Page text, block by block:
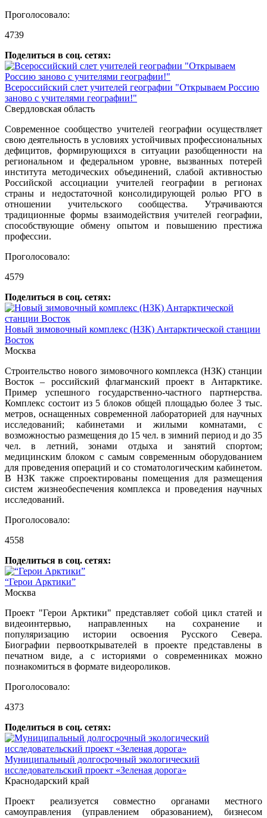
Проголосовало:
4739
Поделиться в соц. сетях:
Всероссийский слет учителей географии "Открываем Россию
заново с учителями географии!"
Свердловская область
Современное сообщество учителей географии осуществляет
свою деятельность в условиях устойчивых профессиональных
дефицитов, формирующихся в ситуации разобщенности на
региональном и федеральном уровне, вызванных потерей
института методических объединений, слабой активностью
Российской ассоциации учителей географии в регионах
страны и недостаточной консолидирующей ролью РГО в
отношении учительского сообщества. Утрачиваются
традиционные формы взаимодействия учителей географии,
способствующие обмену опытом и повышению престижа
профессии.
Проголосовало:
4579
Поделиться в соц. сетях:
Новый зимовочный комплекс (НЗК) Антарктической станции
Восток
Москва
Строительство нового зимовочного комплекса (НЗК) станции
Восток – российский флагманский проект в Антарктике.
Пример успешного государственно-частного партнерства.
Комплекс состоит из 5 блоков общей площадью более 3 тыс.
метров, оснащенных современной лабораторией для научных
исследований; кабинетами и жилыми комнатами, с
возможностью размещения до 15 чел. в зимний период и до 35
чел. в летний, зонами отдыха и занятий спортом;
медицинским блоком с самым современным оборудованием
для проведения операций и со стоматологическим кабинетом.
В НЗК также спроектированы помещения для размещения
систем жизнеобеспечения комплекса и проведения научных
исследований.
Проголосовало:
4558
Поделиться в соц. сетях:
“Герои Арктики”
Москва
Проект "Герои Арктики" представляет собой цикл статей и
видеоинтервью, направленных на сохранение и
популяризацию истории освоения Русского Севера.
Биографии первооткрывателей в проекте представлены в
печатном виде, а с историями о современниках можно
познакомиться в формате видеороликов.
Проголосовало:
4373
Поделиться в соц. сетях:
Муниципальный долгосрочный экологический
исследовательский проект «Зеленая дорога»
Краснодарский край
Проект реализуется совместно органами местного
самоуправления (управлением образованием), бизнесом